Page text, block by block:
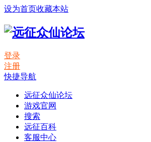
设为首页收藏本站
登录
注册
快捷导航
远征众仙论坛
游戏官网
搜索
远征百科
客服中心